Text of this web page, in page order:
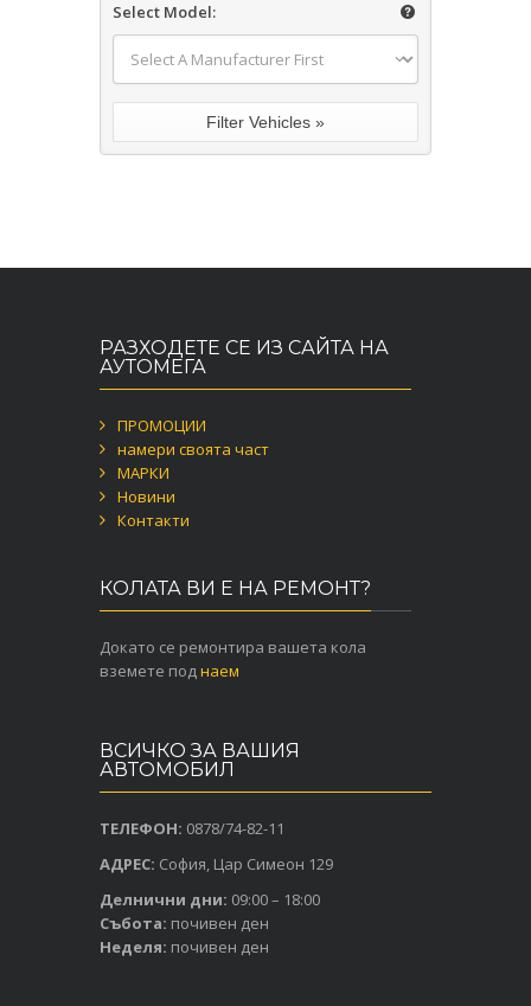
Select Model:
РАЗХОДЕТЕ СЕ ИЗ САЙТА НА
АУТОМЕГА
ПРОМОЦИИ
намери своята част
МАРКИ
Новини
Контакти
КОЛАТА ВИ Е НА РЕМОНТ?
Докато се ремонтира вашета кола
вземете поднаем
ВСИЧКО ЗА ВАШИЯ
АВТОМОБИЛ
ТЕЛЕФОН: 0878/74-82-11
АДРЕС: София, Цар Симеон 129
Делнични дни: 09:00 – 18:00
Събота: почивен ден
Неделя: почивен ден